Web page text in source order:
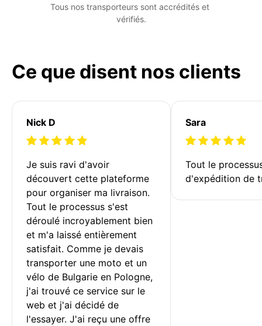
Tous nos transporteurs sont accrédités et
vérifiés.
Ce que disent nos clients
Nick D
Je suis ravi d'avoir
découvert cette plateforme
pour organiser ma livraison.
Tout le processus s'est
déroulé incroyablement bien
et m'a laissé entièrement
satisfait. Comme je devais
transporter une moto et un
vélo de Bulgarie en Pologne,
j'ai trouvé ce service sur le
web et j'ai décidé de
l'essayer. J'ai reçu une offre
Sara
Tout le
d'expédition de